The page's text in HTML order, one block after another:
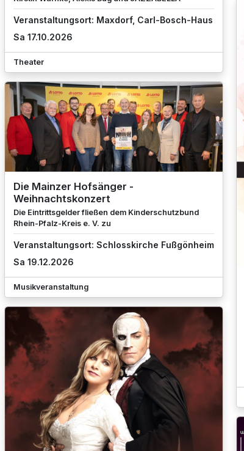
Veranstaltungsort: Maxdorf, Carl-Bosch-Haus
Sa 17.10.2026
Theater
Die Mainzer Hofsänger -
Weihnachtskonzert
Die Eintrittsgelder fließen dem Kinderschutzbund
Rhein-Pfalz-Kreis e. V. zu
Veranstaltungsort: Schlosskirche Fußgönheim
Sa 19.12.2026
Musikveranstaltung